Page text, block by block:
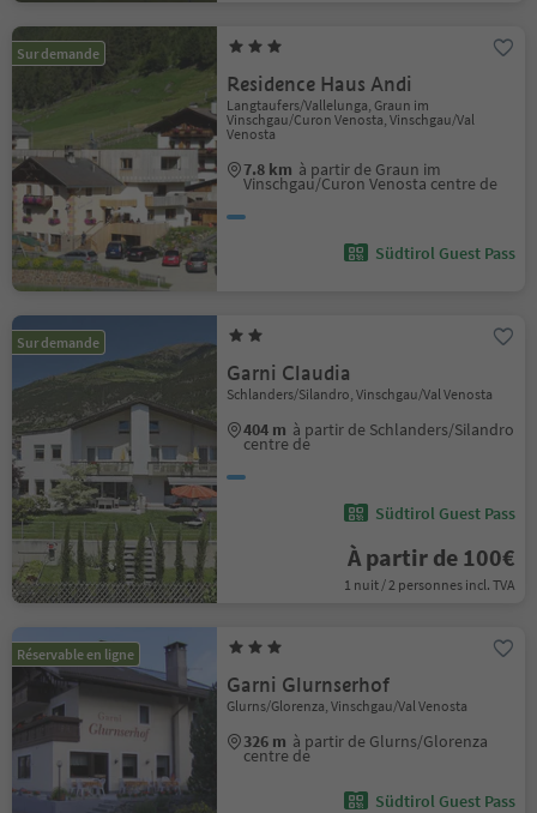
Sur demande
Residence Haus Andi
Langtaufers/Vallelunga, Graun im
Vinschgau/Curon Venosta, Vinschgau/Val
Venosta
7.8 km à partir de Graun im
Vinschgau/Curon Venosta centre de
Südtirol Guest Pass
Sur demande
Garni Claudia
Schlanders/Silandro, Vinschgau/Val Venosta
404 m à partir de Schlanders/Silandro
centre de
Südtirol Guest Pass
À partir de 100€
1 nuit / 2 personnes incl. TVA
Réservable en ligne
Garni Glurnserhof
Glurns/Glorenza, Vinschgau/Val Venosta
326 m à partir de Glurns/Glorenza
centre de
Südtirol Guest Pass